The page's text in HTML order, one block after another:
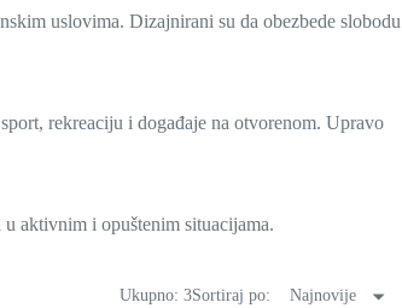
uslovima. Dizajnirani su da obezbede slobodu
rekreaciju i događaje na otvorenom. Upravo
aktivnim i opuštenim situacijama.
Ukupno: 3Sortiraj po: Najnovije